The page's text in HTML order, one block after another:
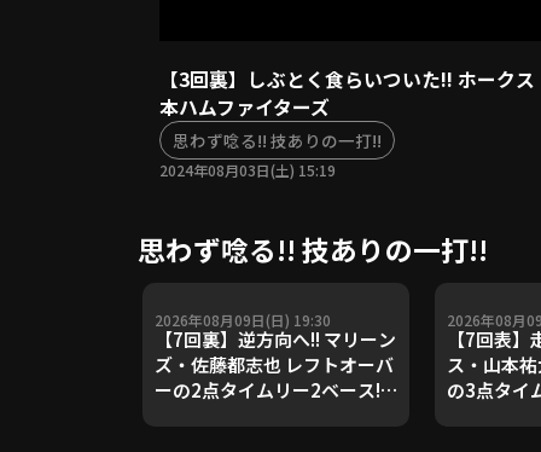
【3回裏】しぶとく食らいついた!! ホーク
本ハムファイターズ
思わず唸る!! 技ありの一打!!
2024年08月03日(土) 15:19
思わず唸る!! 技ありの一打!!
2026年08月09日(日) 19:30
【7回裏】逆方向へ!! マリーン
ズ・佐藤都志也 レフトオーバ
ーの2点タイムリー2ベース!!
2026年08月
【7回表
ス・山本
の3点タイ